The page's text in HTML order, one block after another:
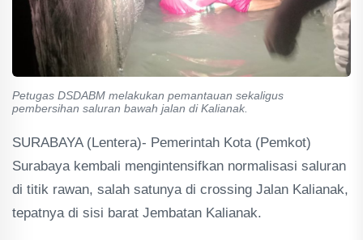
Petugas DSDABM melakukan pemantauan sekaligus
pembersihan saluran bawah jalan di Kalianak.
SURABAYA (Lentera)- Pemerintah Kota (Pemkot)
Surabaya kembali mengintensifkan normalisasi saluran
di titik rawan, salah satunya di crossing Jalan Kalianak,
tepatnya di sisi barat Jembatan Kalianak.